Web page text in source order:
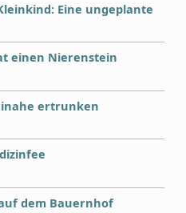
Eine ungeplante
einen Nierenstein
ertrunken
dem Bauernhof